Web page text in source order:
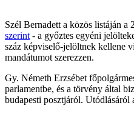
Szél Bernadett a közös listáján a
szerint - a győztes egyéni
száz képviselő-jelöltnek kellene
mandátumot szerezzen.
Gy. Németh Erzsébet
parlamentbe, és a törvény által
budapesti posztjáról. Utódlásáról